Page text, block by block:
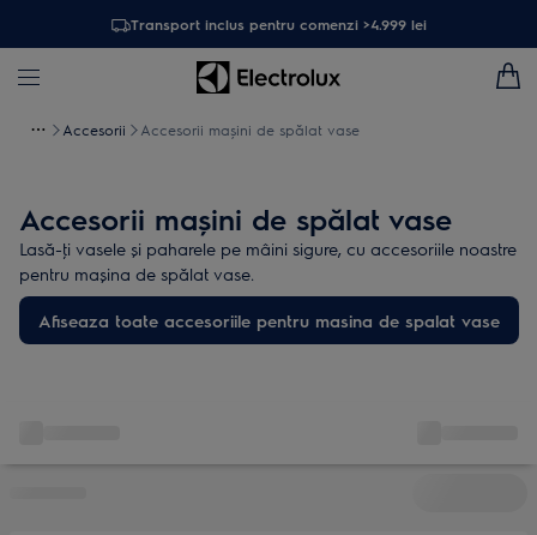
Transport inclus pentru comenzi >4.999 lei
Accesorii Accesorii mașini de spălat vase
Accesorii mașini de spălat vase
Lasă-ţi vasele și paharele pe mâini sigure, cu accesoriile noastre
pentru mașina de spălat vase.
Afiseaza toate accesoriile pentru masina de spalat vase